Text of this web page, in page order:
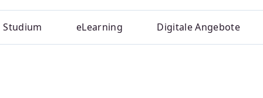
Studium eLearning Digitale Angebote